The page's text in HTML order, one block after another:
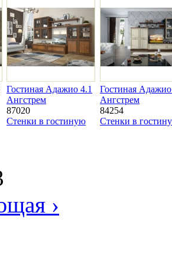
Гостиная Адажио 4.1
Ангстрем
87020
Стенки в гостиную
Гостиная
Ангстрем
84254
Стенки в
›